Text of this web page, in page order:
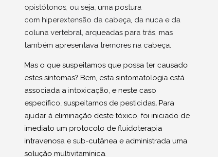
opistótonos, ou seja, uma postura
com hiperextensão da cabeça, da nuca e da
coluna vertebral, arqueadas para trás, mas
também apresentava tremores na cabeça.
Mas o que suspeitamos que possa ter causado
estes sintomas? Bem, esta sintomatologia está
associada a intoxicação, e neste caso
específico, suspeitamos de pesticidas. Para
ajudar à eliminação deste tóxico, foi iniciado de
imediato um protocolo de fluidoterapia
intravenosa e sub-cutânea e administrada uma
solução multivitamínica.